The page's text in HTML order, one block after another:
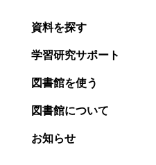
資料を探す
学習研究サポート
図書館を使う
図書館について
お知らせ